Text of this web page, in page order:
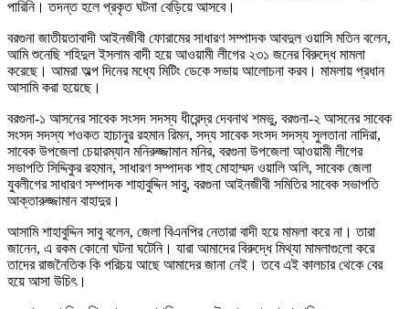
পারিনি। তদন্ত হলে প্রকৃত ঘটনা বেড়িয়ে আসবে।
বরগুনা জাতীয়তাবাদী আইনজীবী ফোরামের সাধারণ সম্পাদক আবদুল ওয়াসি মতিন বলেন,
আমি শুনেছি শহিদুল ইসলাম বাদী হয়ে আওয়ামী লীগের ২৩১ জনের বিরুদ্ধে মামলা
করেছে। আমরা অল্প দিনের মধ্যে মিটিং ডেকে সভায় আলোচনা করব। মামলায় প্রধান
আসামি করা হয়েছে।
বরগুনা-১ আসনের সাবেক সংসদ সদস্য ধীরেন্দ্র দেবনাথ শমভু, বরগুনা-২ আসনের সাবেক
সংসদ সদস্য শওকত হাচানুর রহমান রিমন, সদ্য সাবেক সংসদ সদস্য সুলতানা নাদিরা,
সাবেক উপজেলা চেয়ারম্যান মনিরুজ্জামান মনির, বরগুনা উপজেলা আওয়ামী লীগের
সভাপতি সিদ্দিকুর রহমান, সাধারণ সম্পাদক শাহ মোহাম্মদ ওয়ালি অলি, সাবেক জেলা
যুবলীগের সাধারণ সম্পাদক শাহাবুদ্দিন সাবু, বরগুনা আইনজীবী সমিতির সাবেক সভাপতি
আক্তারুজ্জামান বাহাদুর।
আসামি শাহাবুদ্দিন সাবু বলেন, জেলা বিএনপির নেতারা বাদী হয়ে মামলা করে না। তারা
জানেন, এ রকম কোনো ঘটনা ঘটেনি। যারা আমাদের বিরুদ্ধে মিথ্যা মামলাগুলো করে
তাদের রাজনৈতিক কি পরিচয় আছে আমাদের জানা নেই। তবে এই কালচার থেকে বের
হয়ে আসা উচিৎ।